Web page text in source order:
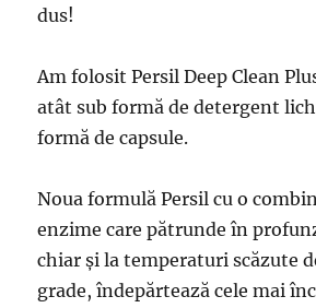
dus!
Am folosit Persil Deep Clean
atât sub formă de detergent
formă de capsule.
Noua formulă Persil cu o
enzime care pătrunde în
chiar și la temperaturi scăzute
grade, îndepărtează cele mai